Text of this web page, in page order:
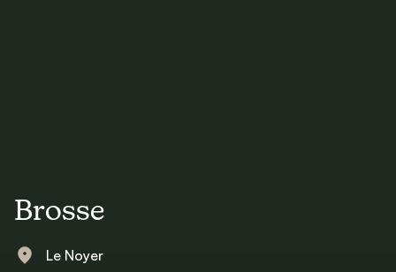
Brosse
Le Noyer